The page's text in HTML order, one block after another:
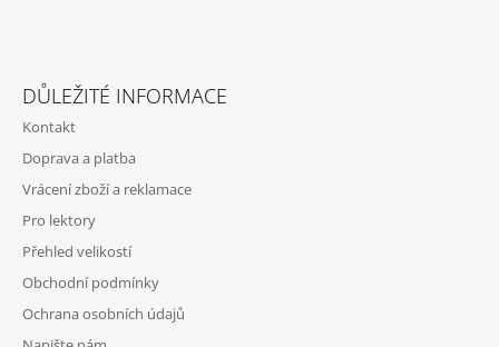
DŮLEŽITÉ INFORMACE
Kontakt
Doprava a platba
Vrácení zboží a reklamace
Pro lektory
Přehled velikostí
Obchodní podmínky
Ochrana osobních údajů